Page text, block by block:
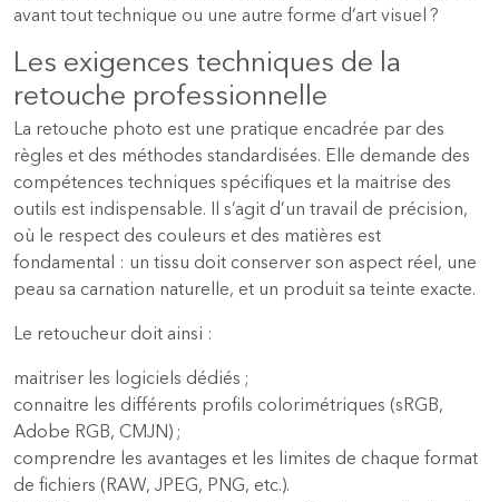
avant tout technique ou une autre forme d’art visuel ?
Les exigences techniques de la
retouche professionnelle
La retouche photo est une pratique encadrée par des
règles et des méthodes standardisées. Elle demande des
compétences techniques spécifiques et la maitrise des
outils est indispensable. Il s’agit d’un travail de précision,
où le respect des couleurs et des matières est
fondamental : un tissu doit conserver son aspect réel, une
peau sa carnation naturelle, et un produit sa teinte exacte.
Le retoucheur doit ainsi :
maitriser les logiciels dédiés ;
connaitre les différents profils colorimétriques (sRGB,
Adobe RGB, CMJN) ;
comprendre les avantages et les limites de chaque format
de fichiers (RAW, JPEG, PNG, etc.).